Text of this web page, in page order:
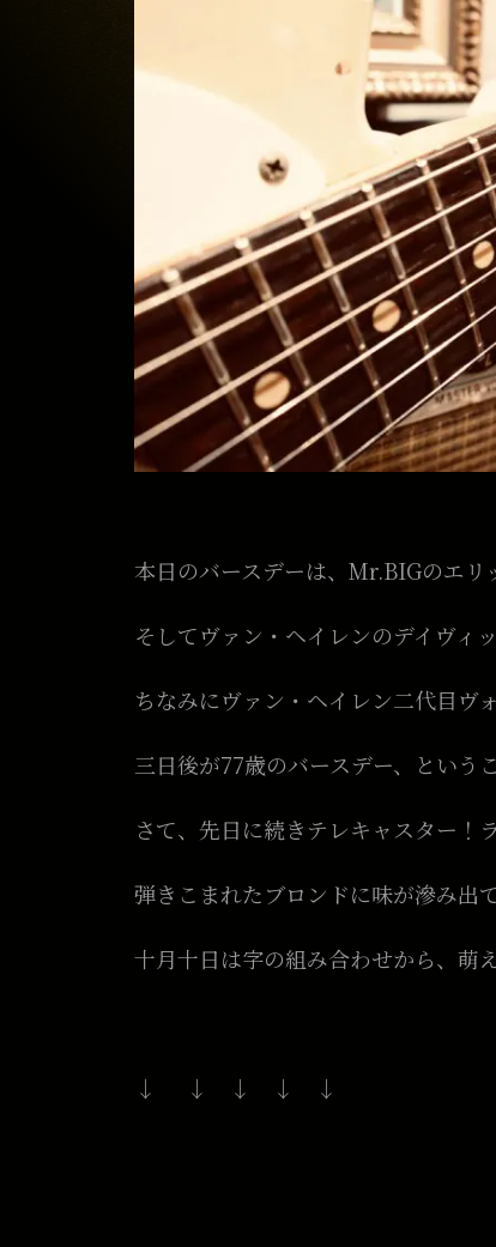
本日のバースデーは、Mr.BIGのエリ
そしてヴァン・ヘイレンのデイヴィ
ちなみにヴァン・ヘイレン二代目ヴ
三日後が77歳のバースデー、という
さて、先日に続きテレキャスター！
弾きこまれたブロンドに味が滲み出
十月十日は字の組み合わせから、萌
↓ ↓ ↓ ↓ ↓